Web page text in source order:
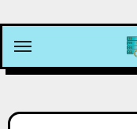
содержимому